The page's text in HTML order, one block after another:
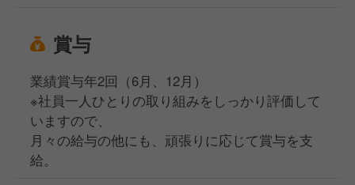
賞与
業績賞与年2回（6月、12月）
※社員一人ひとりの取り組みをしっかり評価して
いますので、
月々の給与の他にも、頑張りに応じて賞与を支
給。